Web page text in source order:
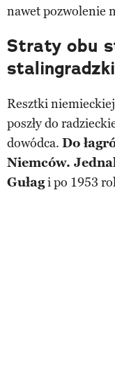
nawet pozwolenie
Straty obu
Resztki
poszły do
dowódca. Do
Niemców.
Gułagi po 1953